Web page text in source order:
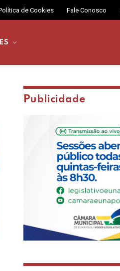
de Cookies Fale Conosco
Publicidade